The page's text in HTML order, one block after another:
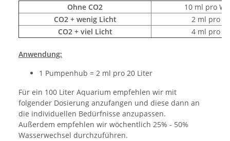
Ohne CO2
10 ml pro
CO2 + wenig Licht
2 ml pro
CO2 + viel Licht
4 ml pro
Anwendung:
1 Pumpenhub = 2 ml pro 20 Liter
Für ein 100 Liter Aquarium empfehlen wir mit
folgender Dosierung anzufangen und diese dann an
die individuellen Bedürfnisse anzupassen.
Außerdem empfehlen wir wöchentlich 25% - 50%
Wasserwechsel durchzuführen.